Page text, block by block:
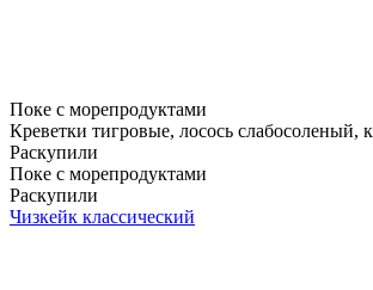
Поке с морепродуктами
Креветки тигровые, лосось слабосоленый,
Раскупили
Поке с морепродуктами
Раскупили
Чизкейк классический